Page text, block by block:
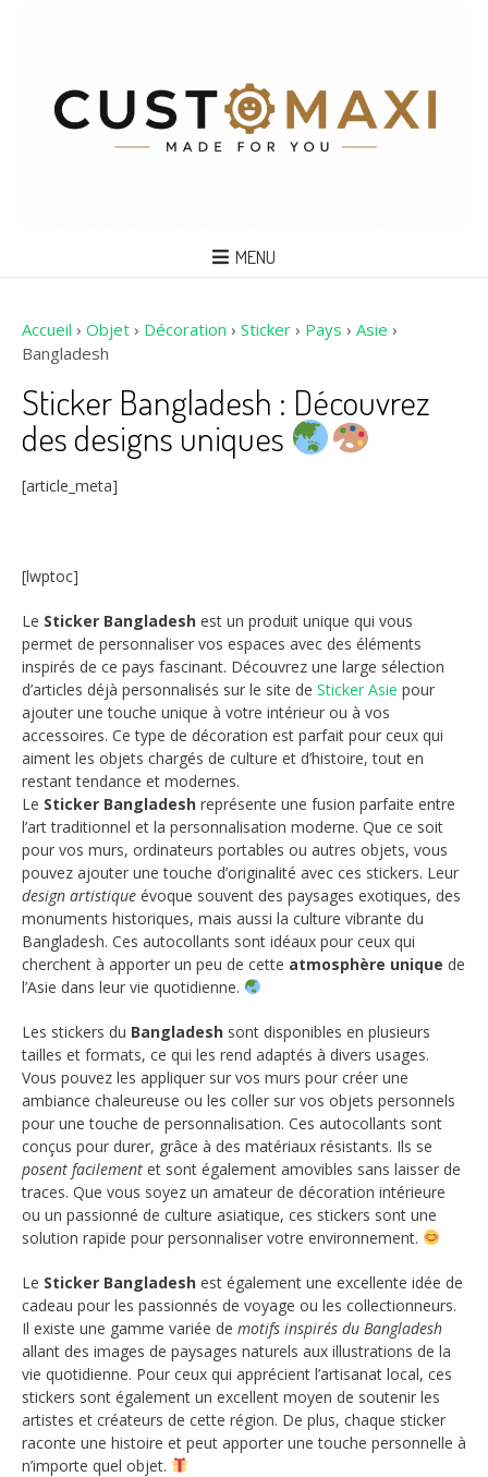
MENU
Accueil › Objet › Décoration › Sticker › Pays › Asie ›
Bangladesh
Sticker Bangladesh : Découvrez
des designs uniques
[article_meta]
[lwptoc]
Le Sticker Bangladesh est un produit unique qui vous
permet de personnaliser vos espaces avec des éléments
inspirés de ce pays fascinant. Découvrez une large sélection
d’articles déjà personnalisés sur le site de Sticker Asie pour
ajouter une touche unique à votre intérieur ou à vos
accessoires. Ce type de décoration est parfait pour ceux qui
aiment les objets chargés de culture et d’histoire, tout en
restant tendance et modernes.
Le Sticker Bangladesh représente une fusion parfaite entre
l’art traditionnel et la personnalisation moderne. Que ce soit
pour vos murs, ordinateurs portables ou autres objets, vous
pouvez ajouter une touche d’originalité avec ces stickers. Leur
design artistique évoque souvent des paysages exotiques, des
monuments historiques, mais aussi la culture vibrante du
Bangladesh. Ces autocollants sont idéaux pour ceux qui
cherchent à apporter un peu de cette atmosphère unique de
l’Asie dans leur vie quotidienne.
Les stickers du Bangladesh sont disponibles en plusieurs
tailles et formats, ce qui les rend adaptés à divers usages.
Vous pouvez les appliquer sur vos murs pour créer une
ambiance chaleureuse ou les coller sur vos objets personnels
pour une touche de personnalisation. Ces autocollants sont
conçus pour durer, grâce à des matériaux résistants. Ils se
posent facilement et sont également amovibles sans laisser de
traces. Que vous soyez un amateur de décoration intérieure
ou un passionné de culture asiatique, ces stickers sont une
solution rapide pour personnaliser votre environnement.
Le Sticker Bangladesh est également une excellente idée de
cadeau pour les passionnés de voyage ou les collectionneurs.
Il existe une gamme variée de motifs inspirés du Bangladesh
allant des images de paysages naturels aux illustrations de la
vie quotidienne. Pour ceux qui apprécient l’artisanat local, ces
stickers sont également un excellent moyen de soutenir les
artistes et créateurs de cette région. De plus, chaque sticker
raconte une histoire et peut apporter une touche personnelle à
n’importe quel objet.